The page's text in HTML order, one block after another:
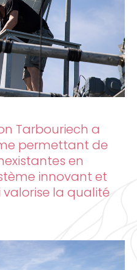
Tarbouriech a
permettant de
en
innovant et
valorise la qualité